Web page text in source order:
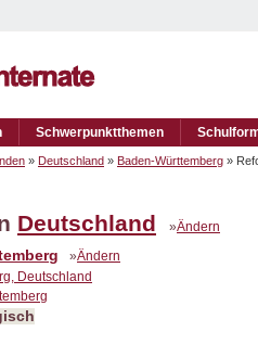
Schwerpunktthemen
» Deutschland » Baden-Württemberg »
Deutschland »Ändern
»Ändern
Deutschland